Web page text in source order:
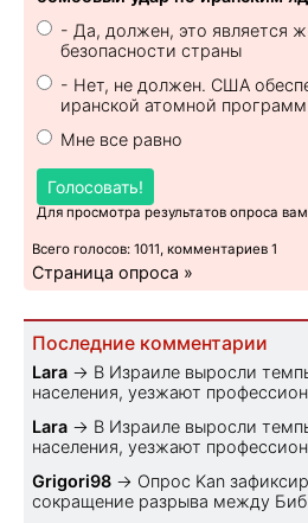
- Да, должен, это является
безопасности страны
- Нет, не должен. США
иранской атомной
Мне все равно
Голосовать!
Для просмотра результатов опроса
Всего голосов: 1011, комментариев 1
Страница опроса »
Последние комментарии
Lara → В Израиле выросли
населения, уезжают
Lara → В Израиле выросли
населения, уезжают
Grigori98 → Опрос Kan
сокращение разрыва между